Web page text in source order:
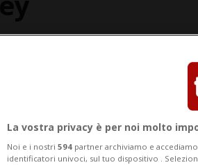
La vostra privacy è per noi molto
Noi e i nostri 594 partner archiviamo e
identificatori univoci, sul tuo dispositivo .